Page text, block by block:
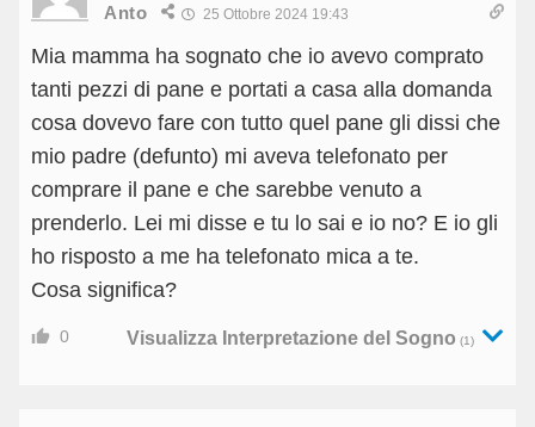
Anto 25 Ottobre 2024 19:43
Mia mamma ha sognato che io avevo comprato
tanti pezzi di pane e portati a casa alla domanda
cosa dovevo fare con tutto quel pane gli dissi che
mio padre (defunto) mi aveva telefonato per
comprare il pane e che sarebbe venuto a
prenderlo. Lei mi disse e tu lo sai e io no? E io gli
ho risposto a me ha telefonato mica a te.
Cosa significa?
0 Visualizza Interpretazione del Sogno (1)